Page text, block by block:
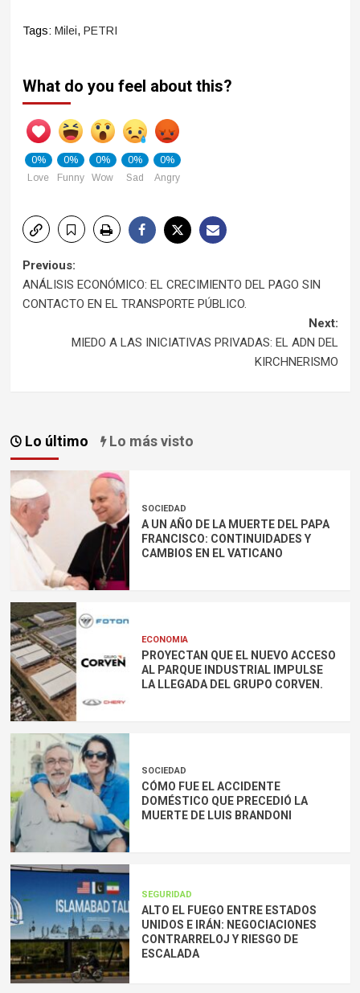
Tags: Milei, PETRI
What do you feel about this?
0%
Love
0%
Funny
0%
Wow
0%
Sad
0%
Angry
Post
navigation
Previous:
ANÁLISIS ECONÓMICO: EL CRECIMIENTO DEL PAGO SIN
CONTACTO EN EL TRANSPORTE PÚBLICO.
Next:
MIEDO A LAS INICIATIVAS PRIVADAS: EL ADN DEL
KIRCHNERISMO
Lo último Lo más visto
SOCIEDAD
A UN AÑO DE LA MUERTE DEL PAPA
FRANCISCO: CONTINUIDADES Y
CAMBIOS EN EL VATICANO
ECONOMIA
PROYECTAN QUE EL NUEVO ACCESO
AL PARQUE INDUSTRIAL IMPULSE
LA LLEGADA DEL GRUPO CORVEN.
SOCIEDAD
CÓMO FUE EL ACCIDENTE
DOMÉSTICO QUE PRECEDIÓ LA
MUERTE DE LUIS BRANDONI
SEGURIDAD
ALTO EL FUEGO ENTRE ESTADOS
UNIDOS E IRÁN: NEGOCIACIONES
CONTRARRELOJ Y RIESGO DE
ESCALADA